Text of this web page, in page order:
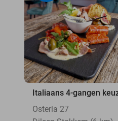
Italiaans 4-gangen
Osteria 27